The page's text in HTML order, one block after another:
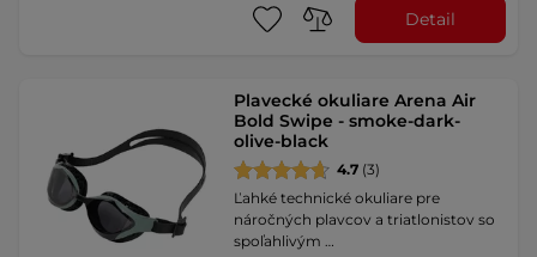
Detail
Plavecké okuliare Arena Air
Bold Swipe - smoke-dark-
olive-black
4.7 (3)
Ľahké technické okuliare pre
náročných plavcov a triatlonistov so
spoľahlivým …